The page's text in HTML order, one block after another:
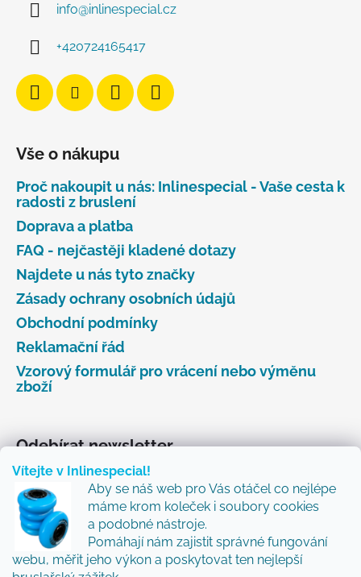
Vítejte v Inlinespecial!
Aby se náš web pro Vás otáčel co nejlépe
máme krom koleček i soubory cookies
a podobné nástroje.
Pomáhají nám zajistit správné fungování
webu, měřit jeho výkon a poskytovat ten nejlepší
info@inlinespecial.cz
+420724165417
Vše o nákupu
Proč nakoupit u nás: Inlinespecial - Vaše cesta k
radosti z bruslení
Doprava a platba
FAQ - nejčastěji kladené dotazy
Najdete u nás tyto značky
Zásady ochrany osobních údajů
Obchodní podmínky
Reklamační řád
Vzorový formulář pro vrácení nebo výměnu
zboží
Odebírat newsletter
Vložte svůj e-mail a my vám budeme zasílat informace
o nových produktech na našem e-shopu.
Přidejte se k nám a my Vám budeme zasílat ty nejlepší
novinky a tipy.
E-mail